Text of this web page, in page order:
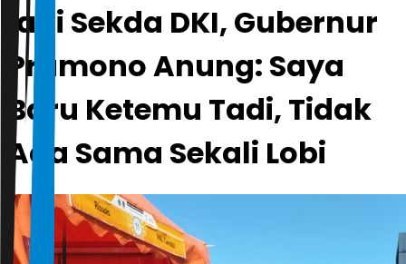
jadi Sekda DKI, Gubernur
Pramono Anung: Saya
Baru Ketemu Tadi, Tidak
Ada Sama Sekali Lobi